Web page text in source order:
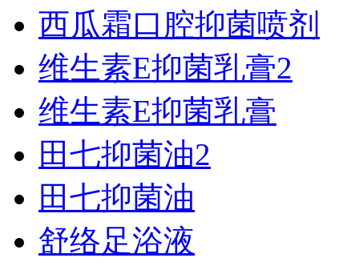
西瓜霜口腔抑菌喷剂
维生素E抑菌乳膏2
维生素E抑菌乳膏
田七抑菌油2
田七抑菌油
舒络足浴液